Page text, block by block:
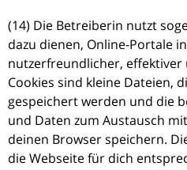
(14) Die Betreiberin nutzt
dazu dienen, Online-Portale
nutzerfreundlicher, effektiver
Cookies sind kleine Dateien,
gespeichert werden und die
und Daten zum Austausch
deinen Browser speichern.
die Webseite für dich